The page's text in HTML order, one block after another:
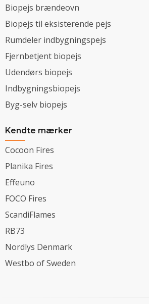
Biopejs brændeovn
Biopejs til eksisterende pejs
Rumdeler indbygningspejs
Fjernbetjent biopejs
Udendørs biopejs
Indbygningsbiopejs
Byg-selv biopejs
Kendte mærker
Cocoon Fires
Planika Fires
Effeuno
FOCO Fires
ScandiFlames
RB73
Nordlys Denmark
Westbo of Sweden